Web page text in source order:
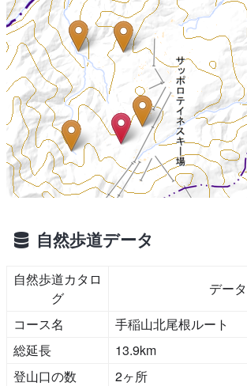
自然歩道データ
自然歩道カタロ
グ
データ
コース名
手稲山北尾根ルート
総延長
13.9km
登山口の数
2ヶ所